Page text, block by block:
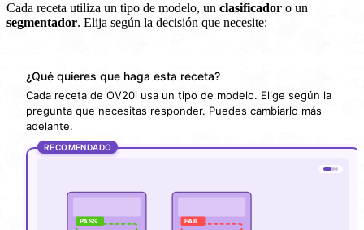
Cada receta utiliza un tipo de modelo, un clasificador o un
segmentador. Elija según la decisión que necesite:
¿Qué quieres que haga esta receta?
Cada receta de OV20i usa un tipo de modelo. Elige según la
pregunta que necesitas responder. Puedes cambiarlo más
adelante.
RECOMENDADO
PASS FAIL